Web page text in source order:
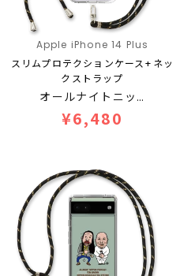
Apple iPhone 14 Plus
スリムプロテクションケース+ネッ
クストラップ
オールナイトニッ…
¥6,480